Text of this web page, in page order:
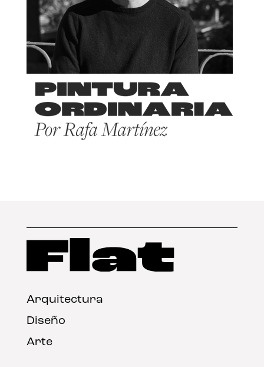
Arquitectura
Diseño
Arte